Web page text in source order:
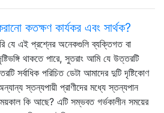
কতক্ষণ কার্যকর এবং সার্থক?
যে এই প্রশ্নের অনেকগুলি ব্যক্তিগত বা
থাকতে পারে, সুতরাং আমি যে উত্তরটি
সর্বাধিক পরিচিত ডেটা আমাদের দুটি দৃষ্টিকোণ
স্তন্যপায়ী প্রাণীদের মধ্যে স্তন্যপান
কি আছে? এটি সম্ভবত গর্ভকালীন সময়ের